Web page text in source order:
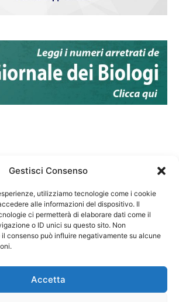
Gestisci Consenso
utilizziamo tecnologie come i cookie
alle informazioni del dispositivo. Il
ci permetterà di elaborare dati come il
o ID unici su questo sito. Non
consenso può influire negativamente su alcune
Accetta
Nazionale Degli Ordini dei Biologi:
fiscale 80069130583
sito internet www.fnob.it: